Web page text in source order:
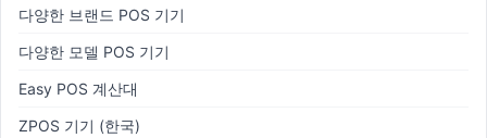
다양한 브랜드 POS 기기
다양한 모델 POS 기기
Easy POS 계산대
ZPOS 기기 (한국)